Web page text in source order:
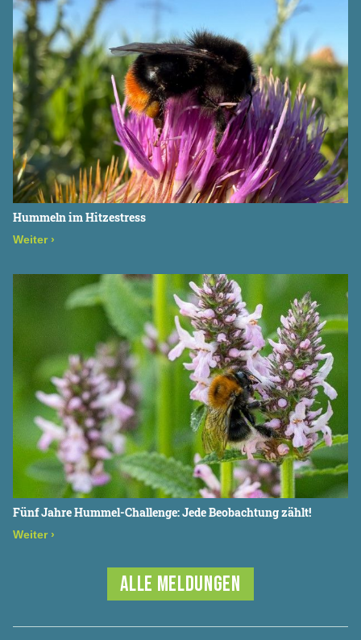
Hummeln im Hitzestress
Weiter ›
Fünf Jahre Hummel-Challenge: Jede Beobachtung zählt!
Weiter ›
ALLE MELDUNGEN